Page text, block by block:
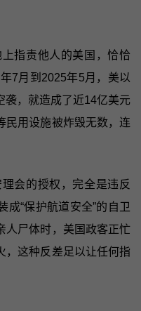
指责他人的美国，恰恰
7月到2025年5月，美以
袭，就造成了近14亿美元
民用设施被炸毁无数，连
会的授权，完全是违反
成“保护航道安全”的自卫
人尸体时，美国政客正忙
，这种反差足以让任何指